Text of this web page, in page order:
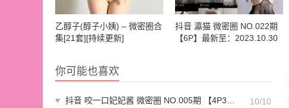
乙醇子(醇子小姨) – 微密圈合
集[21套][持续更新]
抖音 瀛猫 微密圈 NO.022期
【6P】最新至：2023.10.30
你可能也喜欢
♥ 抖音 咬一口妃妃酱 微密圈 NO.005期 【4P3V】
10/10